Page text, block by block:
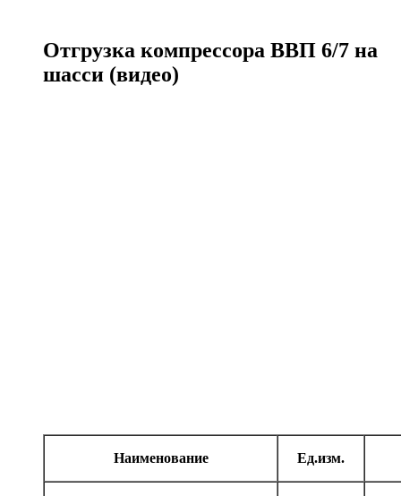
Отгрузка компрессора ВВП 6/7 на
шасси (видео)
Наименование Ед.изм.